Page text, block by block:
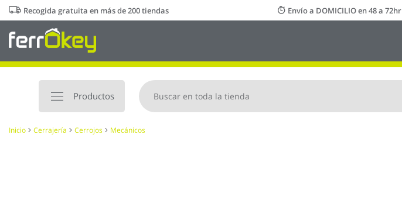
Ir
al
contenido
Recogida gratuita en más de 200 tiendas Envío a DOMICILIO en 48 a 72hr
Productos
Inicio Cerrajería Cerrojos Mecánicos